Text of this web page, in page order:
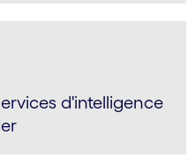
d'intelligence